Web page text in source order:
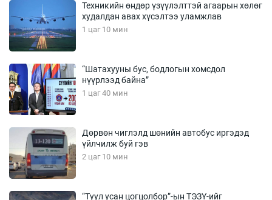
Техникийн өндөр үзүүлэлттэй агаарын хөлөг
худалдан авах хүсэлтээ уламжлав
1 цаг 10 мин
“Шатахууны бус, бодлогын хомсдол
нүүрлээд байна”
1 цаг 40 мин
Дөрвөн чиглэлд шөнийн автобус иргэдэд
үйлчилж буй гэв
2 цаг 10 мин
“Туул усан цогцолбор”-ын ТЭЗҮ-ийг